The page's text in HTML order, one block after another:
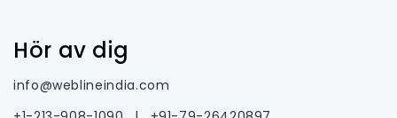
Hör av dig
info@weblineindia.com